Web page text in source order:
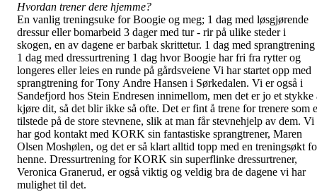
Hvordan trener dere hjemme?
En vanlig treningsuke for Boogie og meg; 1 dag med løsgjørende
dressur eller bomarbeid 3 dager med tur - rir på ulike steder i
skogen, en av dagene er barbak skrittetur. 1 dag med sprangtrening
1 dag med dressurtrening 1 dag hvor Boogie har fri fra rytter og
longeres eller leies en runde på gårdsveiene Vi har startet opp med
sprangtrening for Tony Andre Hansen i Sørkedalen. Vi er også i
Sandefjord hos Stein Endresen innimellom, men det er jo et stykke
kjøre dit, så det blir ikke så ofte. Det er fint å trene for trenere som
tilstede på de store stevnene, slik at man får stevnehjelp av dem. Vi
har god kontakt med KORK sin fantastiske sprangtrener, Maren
Olsen Moshølen, og det er så klart alltid topp med en treningsøkt
henne. Dressurtrening for KORK sin superflinke dressurtrener,
Veronica Granerud, er også viktig og veldig bra de dagene vi har
mulighet til det.